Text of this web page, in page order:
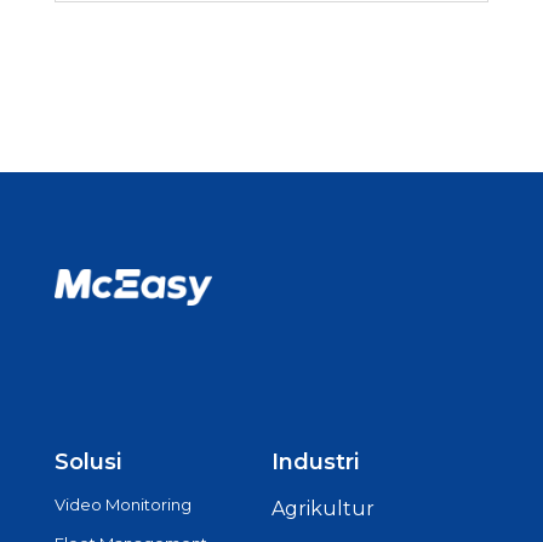
Solusi
Video Monitoring
Industri
Agrikultur